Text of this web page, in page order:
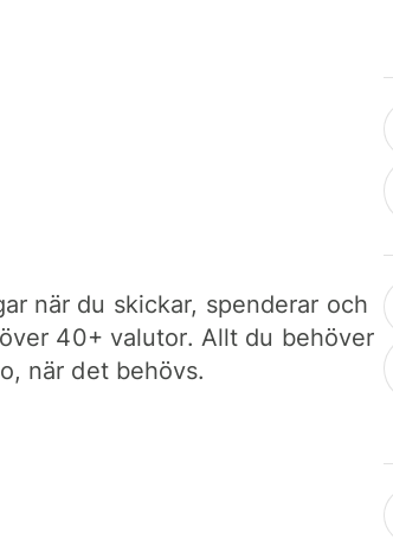
när du skickar, spenderar och
40+ valutor. Allt du behöver
när det behövs.